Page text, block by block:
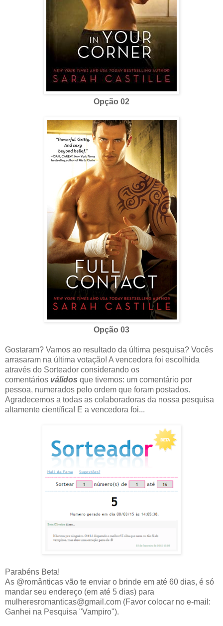
Opção 02
Opção 03
Gostaram? Vamos ao resultado da última pesquisa? Vocês
arrasaram na última votação! A vencedora foi escolhida
através do Sorteador considerando os
comentários válidos que tivemos: um comentário por
pessoa, numerados pelo ordem que foram postados.
Agradecemos a todas as colaboradoras da nossa pesquisa
altamente científica! E a vencedora foi...
Parabéns Beta!
As @românticas vão te enviar o brinde em até 60 dias, é só
mandar seu endereço (em até 5 dias) para
mulheresromanticas@gmail.com (Favor colocar no e-mail:
Ganhei na Pesquisa "Vampiro").